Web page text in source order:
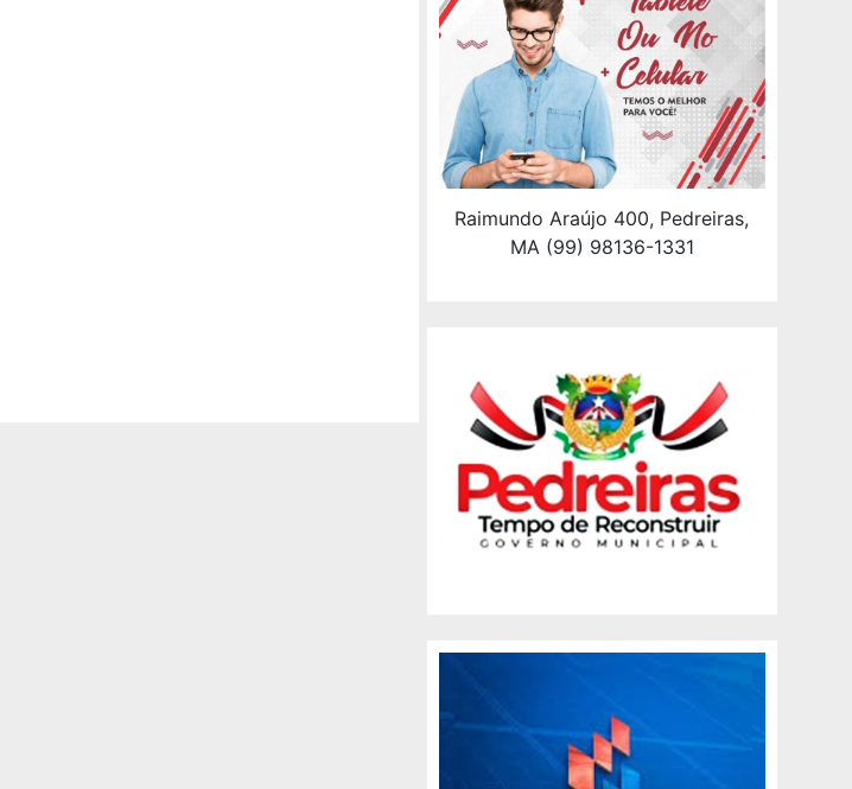
Raimundo Araújo 400, Pedreiras,
MA (99) 98136-1331